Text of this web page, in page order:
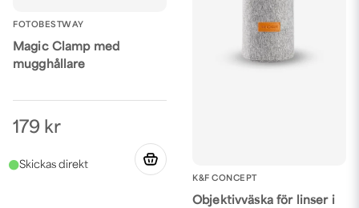
FOTOBESTWAY
Magic Clamp med
mugghållare
179 kr
K&F CONCEPT
Objektivväska för linser i